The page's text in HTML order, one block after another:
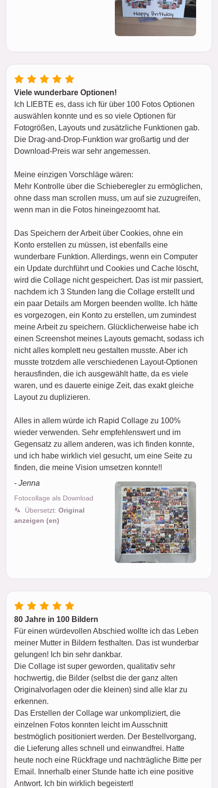
Viele wunderbare Optionen!
Ich LIEBTE es, dass ich für über 100 Fotos Optionen
auswählen konnte und es so viele Optionen für
Fotogrößen, Layouts und zusätzliche Funktionen gab.
Die Drag-and-Drop-Funktion war großartig und der
Download-Preis war sehr angemessen.
Meine einzigen Vorschläge wären:
Mehr Kontrolle über die Schieberegler zu ermöglichen,
ohne dass man scrollen muss, um auf sie zuzugreifen,
wenn man in die Fotos hineingezoomt hat.
Das Speichern der Arbeit über Cookies, ohne ein
Konto erstellen zu müssen, ist ebenfalls eine
wunderbare Funktion. Allerdings, wenn ein Computer
ein Update durchführt und Cookies und Cache löscht,
wird die Collage nicht gespeichert. Das ist mir passiert,
nachdem ich 3 Stunden lang die Collage erstellt und
ein paar Details am Morgen beenden wollte. Ich hätte
es vorgezogen, ein Konto zu erstellen, um zumindest
meine Arbeit zu speichern. Glücklicherweise habe ich
einen Screenshot meines Layouts gemacht, sodass ich
nicht alles komplett neu gestalten musste. Aber ich
musste trotzdem alle verschiedenen Layout-Optionen
herausfinden, die ich ausgewählt hatte, da es viele
waren, und es dauerte einige Zeit, das exakt gleiche
Layout zu duplizieren.
Alles in allem würde ich Rapid Collage zu 100%
wieder verwenden. Sehr empfehlenswert und im
Gegensatz zu allem anderen, was ich finden konnte,
und ich habe wirklich viel gesucht, um eine Seite zu
finden, die meine Vision umsetzen konnte!!
- Jenna
Fotocollage als Download
Übersetzt: Original
anzeigen (en)
80 Jahre in 100 Bildern
Für einen würdevollen Abschied wollte ich das Leben
meiner Mutter in Bildern festhalten. Das ist wunderbar
gelungen! Ich bin sehr dankbar.
Die Collage ist super geworden, qualitativ sehr
hochwertig, die Bilder (selbst die der ganz alten
Originalvorlagen oder die kleinen) sind alle klar zu
erkennen.
Das Erstellen der Collage war unkompliziert, die
einzelnen Fotos konnten leicht im Ausschnitt
bestmöglich positioniert werden. Der Bestellvorgang,
die Lieferung alles schnell und einwandfrei. Hatte
heute noch eine Rückfrage und nachträgliche Bitte per
Email. Innerhalb einer Stunde hatte ich eine positive
Antwort. Ich bin wirklich begeistert!